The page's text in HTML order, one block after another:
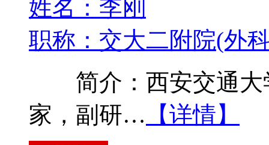
姓名：李刚
职称：交大二附院(外
简介：西安交通大
家，副研… 【详情】